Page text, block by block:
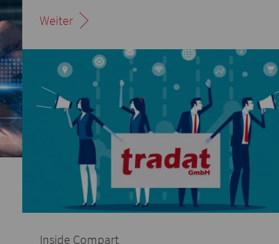
Weiter
Inside Compart